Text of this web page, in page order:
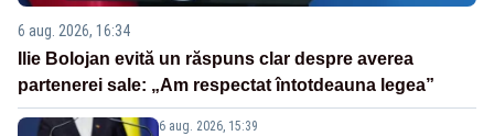
6 aug. 2026, 16:34
Ilie Bolojan evită un răspuns clar despre averea
partenerei sale: „Am respectat întotdeauna legea”
6 aug. 2026, 15:39